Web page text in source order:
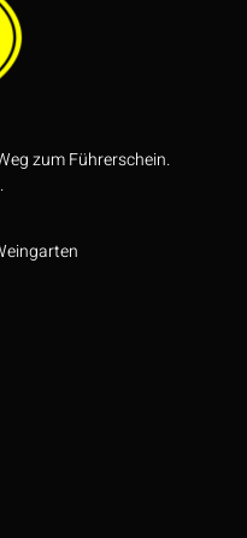
zum Führerschein.